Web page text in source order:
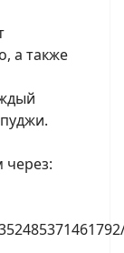
а также
через: